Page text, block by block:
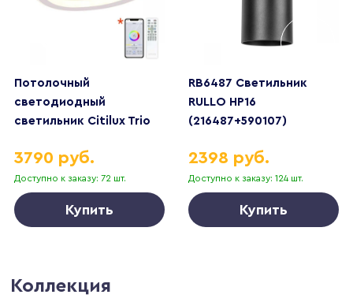
Потолочный
светодиодный
светильник Citilux Trio
Доступно к заказу: 72 шт.
3790 руб.
Купить
RB6487 Светильник
RULLO HP16
(216487+590107)
Доступно к заказу: 124 шт.
2398 руб.
Купить
Коллекция